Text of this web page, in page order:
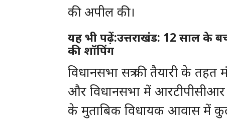
की अपील की।
यह भी पढ़ें:उत्तराखंड: 12 साल के
की शॉपिंग
विधानसभा सत्र की तैयारी के
और विधानसभा में आरटीपीसीआर
के मुताबिक विधायक आवास में